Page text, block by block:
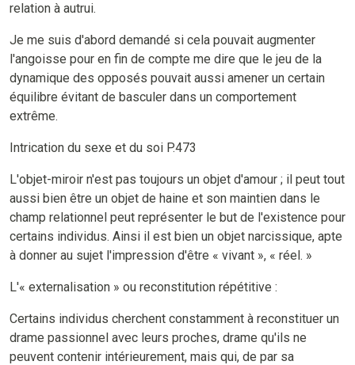
relation à autrui.
Je me suis d'abord demandé si cela pouvait augmenter
l'angoisse pour en fin de compte me dire que le jeu de la
dynamique des opposés pouvait aussi amener un certain
équilibre évitant de basculer dans un comportement
extrême.
Intrication du sexe et du soi P.473
L'objet-miroir n'est pas toujours un objet d'amour ; il peut tout
aussi bien être un objet de haine et son maintien dans le
champ relationnel peut représenter le but de l'existence pour
certains individus. Ainsi il est bien un objet narcissique, apte
à donner au sujet l'impression d'être « vivant », « réel. »
L'« externalisation » ou reconstitution répétitive :
Certains individus cherchent constamment à reconstituer un
drame passionnel avec leurs proches, drame qu'ils ne
peuvent contenir intérieurement, mais qui, de par sa